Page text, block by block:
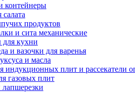
контейнеры
продуктов
и сита механические
для кухни
и вазочки для варенья
и масла
индукционных плит и рассекатели
газовых плит